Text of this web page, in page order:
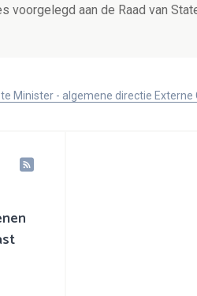
voorgelegd aan de Raad van
Minister - algemene directie